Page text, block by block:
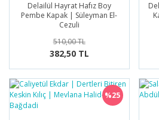
Delailül Hayrat Hafız Boy
Pembe Kapak | Süleyman El-
Cezuli
510,00 TL
382,50 TL
%25